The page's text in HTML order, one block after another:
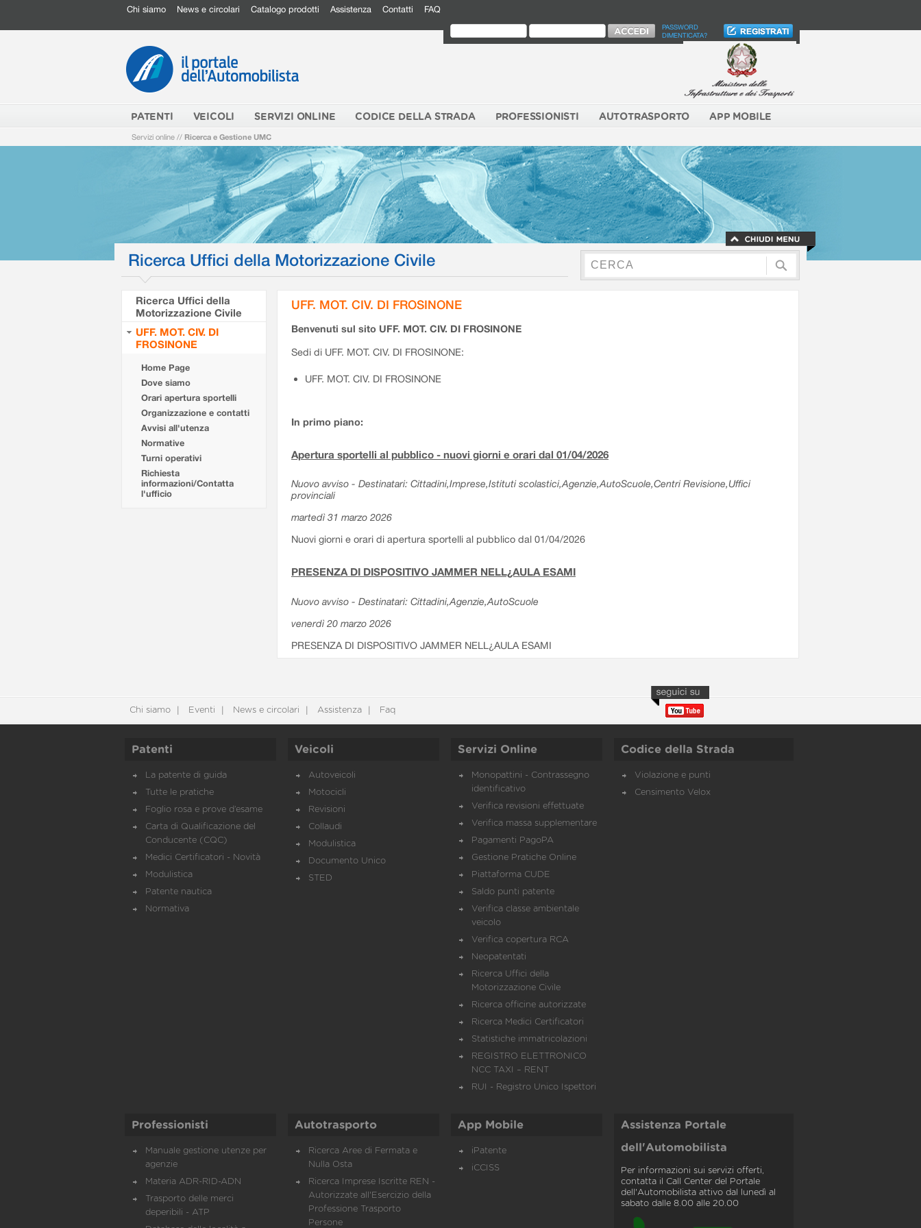
Chi siamo News e circolari Catalogo prodotti Assistenza Contatti FAQ
PASSWORD
DIMENTICATA?
PATENTI VEICOLI SERVIZI ONLINE CODICE DELLA STRADA PROFESSIONISTI AUTOTRASPORTO APP MOBILE
Servizi online // Ricerca e Gestione UMC
Ricerca Uffici della Motorizzazione Civile
Ricerca Uffici della
Motorizzazione Civile
UFF. MOT. CIV. DI
FROSINONE
Home Page
Dove siamo
Orari apertura sportelli
Organizzazione e contatti
Avvisi all'utenza
Normative
Turni operativi
Richiesta
informazioni/Contatta
l'ufficio
UFF. MOT. CIV. DI FROSINONE
Benvenuti sul sito UFF. MOT. CIV. DI FROSINONE
Sedi di UFF. MOT. CIV. DI FROSINONE:
UFF. MOT. CIV. DI FROSINONE
In primo piano:
Apertura sportelli al pubblico - nuovi giorni e orari dal 01/04/2026
Nuovo avviso - Destinatari: Cittadini,Imprese,Istituti scolastici,Agenzie,AutoScuole,Centri Revisione,Uffici
provinciali
martedì 31 marzo 2026
Nuovi giorni e orari di apertura sportelli al pubblico dal 01/04/2026
PRESENZA DI DISPOSITIVO JAMMER NELL¿AULA ESAMI
Nuovo avviso - Destinatari: Cittadini,Agenzie,AutoScuole
venerdì 20 marzo 2026
PRESENZA DI DISPOSITIVO JAMMER NELL¿AULA ESAMI
Chi siamo Eventi News e circolari Assistenza Faq
Patenti
La patente di guida
Tutte le pratiche
Foglio rosa e prove d’esame
Carta di Qualificazione del
Conducente (CQC)
Medici Certificatori - Novità
Modulistica
Patente nautica
Normativa
Veicoli
Autoveicoli
Motocicli
Revisioni
Collaudi
Modulistica
Documento Unico
STED
Servizi Online
Monopattini - Contrassegno
identificativo
Verifica revisioni effettuate
Verifica massa supplementare
Pagamenti PagoPA
Gestione Pratiche Online
Piattaforma CUDE
Saldo punti patente
Verifica classe ambientale
veicolo
Verifica copertura RCA
Neopatentati
Ricerca Uffici della
Motorizzazione Civile
Ricerca officine autorizzate
Ricerca Medici Certificatori
Statistiche immatricolazioni
REGISTRO ELETTRONICO
NCC TAXI – RENT
RUI - Registro Unico Ispettori
Codice della Strada
Violazione e punti
Censimento Velox
Professionisti
Manuale gestione utenze per
agenzie
Materia ADR-RID-ADN
Trasporto delle merci
deperibili - ATP
Autotrasporto
Ricerca Aree di Fermata e
Nulla Osta
Ricerca Imprese Iscritte REN -
Autorizzate all'Esercizio della
Professione Trasporto
Persone
App Mobile
iPatente
iCCISS
Assistenza Portale
dell'Automobilista
Per informazioni sui servizi offerti,
contatta il Call Center del Portale
dell'Automobilista attivo dal lunedì al
sabato dalle 8.00 alle 20.00